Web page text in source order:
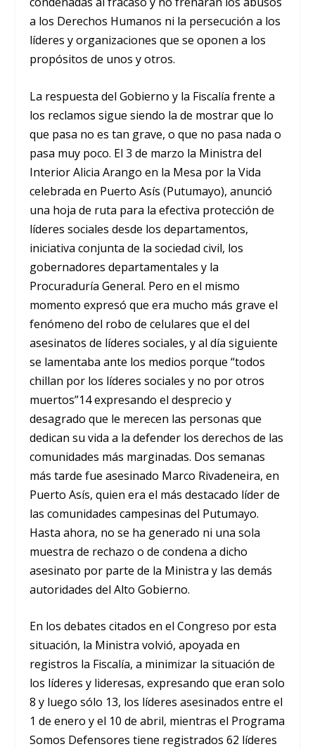
a los Derechos Humanos ni la persecución a los
líderes y organizaciones que se oponen a los
propósitos de unos y otros.
La respuesta del Gobierno y la Fiscalía frente a
los reclamos sigue siendo la de mostrar que lo
que pasa no es tan grave, o que no pasa nada o
pasa muy poco. El 3 de marzo la Ministra del
Interior Alicia Arango en la Mesa por la Vida
celebrada en Puerto Asís (Putumayo), anunció
una hoja de ruta para la efectiva protección de
líderes sociales desde los departamentos,
iniciativa conjunta de la sociedad civil, los
gobernadores departamentales y la
Procuraduría General. Pero en el mismo
momento expresó que era mucho más grave el
fenómeno del robo de celulares que el del
asesinatos de líderes sociales, y al día siguiente
se lamentaba ante los medios porque “todos
chillan por los líderes sociales y no por otros
muertos”14 expresando el desprecio y
desagrado que le merecen las personas que
dedican su vida a la defender los derechos de las
comunidades más marginadas. Dos semanas
más tarde fue asesinado Marco Rivadeneira, en
Puerto Asís, quien era el más destacado líder de
las comunidades campesinas del Putumayo.
Hasta ahora, no se ha generado ni una sola
muestra de rechazo o de condena a dicho
asesinato por parte de la Ministra y las demás
autoridades del Alto Gobierno.
En los debates citados en el Congreso por esta
situación, la Ministra volvió, apoyada en
registros la Fiscalía, a minimizar la situación de
los líderes y lideresas, expresando que eran solo
8 y luego sólo 13, los líderes asesinados entre el
1 de enero y el 10 de abril, mientras el Programa
Somos Defensores tiene registrados 62 líderes